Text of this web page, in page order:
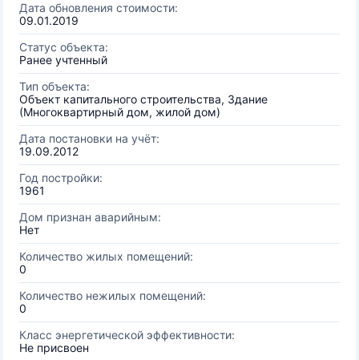
Дата обновления стоимости:
09.01.2019
Статус объекта:
Ранее учтенный
Тип объекта:
Объект капитального строительства, Здание
(Многоквартирный дом, жилой дом)
Дата постановки на учёт:
19.09.2012
Год постройки:
1961
Дом признан аварийным:
Нет
Количество жилых помещений:
0
Количество нежилых помещений:
0
Класс энергетической эффективности:
Не присвоен